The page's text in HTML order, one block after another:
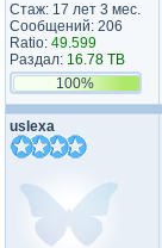
Стаж: 17 лет 3 мес.
Сообщений: 206
Ratio: 49.599
Раздал: 16.78 TB
100%
uslexa